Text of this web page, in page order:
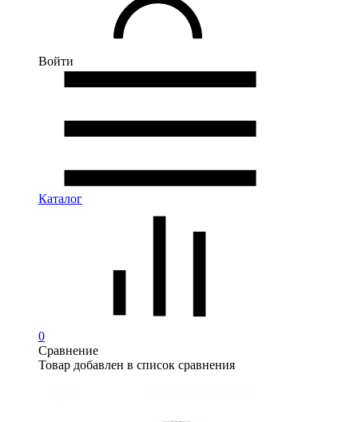
Войти
Каталог
0
Сравнение
Товар добавлен в список сравнения